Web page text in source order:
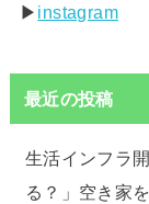
▶︎ instagram
最近の投稿
生活インフラ
る？」空き家